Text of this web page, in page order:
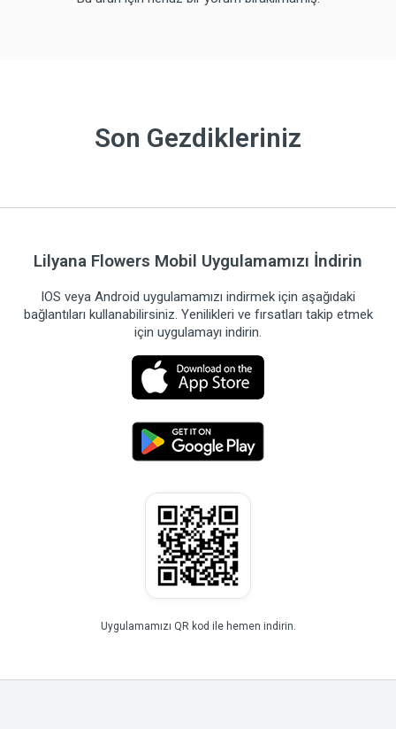
Son Gezdikleriniz
Lilyana Flowers Mobil Uygulamamızı İndirin
IOS veya Android uygulamamızı indirmek için aşağıdaki
bağlantıları kullanabilirsiniz. Yenilikleri ve fırsatları takip etmek
için uygulamayı indirin.
Uygulamamızı QR kod ile hemen indirin.